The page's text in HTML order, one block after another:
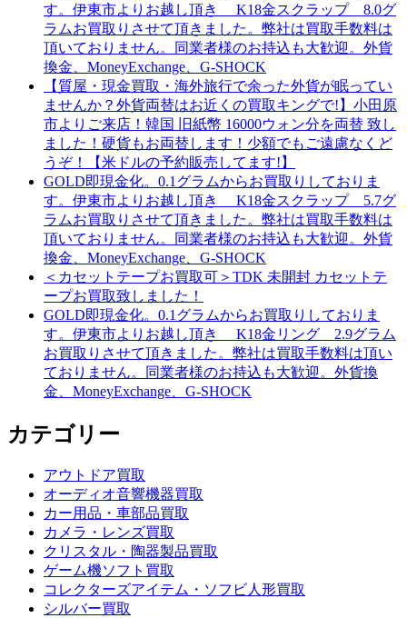
す。伊東市よりお越し頂き K18金スクラップ 8.0グ
ラムお買取りさせて頂きました。弊社は買取手数料は
頂いておりません。同業者様のお持込も大歓迎。外貨
換金、MoneyExchange、G-SHOCK
【質屋・現金買取・海外旅行で余った外貨が眠ってい
ませんか？外貨両替はお近くの買取キングで!】小田原
市よりご来店！韓国 旧紙幣 16000ウォン分を両替 致し
ました！硬貨もお両替します！少額でもご遠慮なくど
うぞ！【米ドルの予約販売してます!】
GOLD即現金化。0.1グラムからお買取りしておりま
す。伊東市よりお越し頂き K18金スクラップ 5.7グ
ラムお買取りさせて頂きました。弊社は買取手数料は
頂いておりません。同業者様のお持込も大歓迎。外貨
換金、MoneyExchange、G-SHOCK
＜カセットテープお買取可＞TDK 未開封 カセットテ
ープお買取致しました！
GOLD即現金化。0.1グラムからお買取りしておりま
す。伊東市よりお越し頂き K18金リング 2.9グラム
お買取りさせて頂きました。弊社は買取手数料は頂い
ておりません。同業者様のお持込も大歓迎。外貨換
金、MoneyExchange、G-SHOCK
カテゴリー
アウトドア買取
オーディオ音響機器買取
カー用品・車部品買取
カメラ・レンズ買取
クリスタル・陶器製品買取
ゲーム機ソフト買取
コレクターズアイテム・ソフビ人形買取
シルバー買取